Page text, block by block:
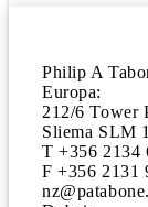
Philip A
Europa:
212/6 Tower
Sliema SLM
T +356 2134
F +356 2131